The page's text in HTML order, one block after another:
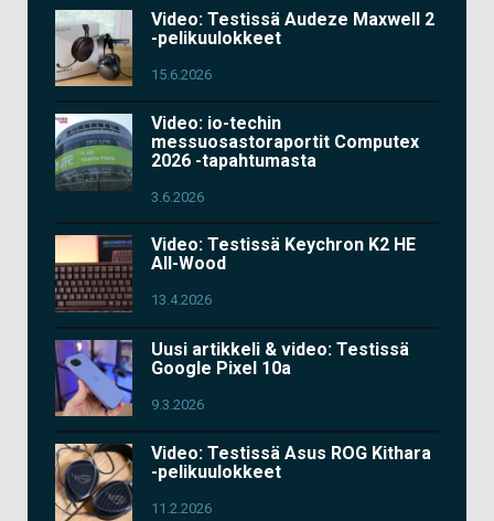
Video: Testissä Audeze Maxwell 2
-pelikuulokkeet
15.6.2026
Video: io-techin
messuosastoraportit Computex
2026 -tapahtumasta
3.6.2026
Video: Testissä Keychron K2 HE
All-Wood
13.4.2026
Uusi artikkeli & video: Testissä
Google Pixel 10a
9.3.2026
Video: Testissä Asus ROG Kithara
-pelikuulokkeet
11.2.2026